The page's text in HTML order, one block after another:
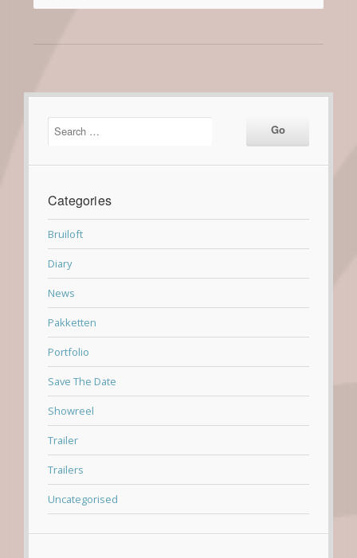
Categories
Bruiloft
Diary
News
Pakketten
Portfolio
Save The Date
Showreel
Trailer
Trailers
Uncategorised